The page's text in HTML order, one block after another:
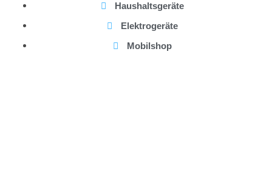
Haushaltsgeräte
Elektrogeräte
Mobilshop